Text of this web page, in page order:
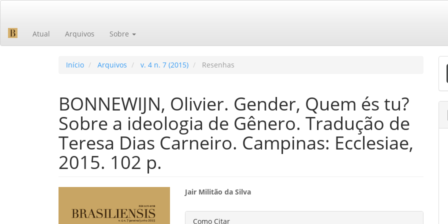
principal
Barra
Atual Arquivos Sobre
Início Arquivos v. 4 n. 7 (2015) Resenhas
BONNEWIJN, Olivier. Gender, Quem és tu?
Sobre a ideologia de Gênero. Tradução de
Teresa Dias Carneiro. Campinas: Ecclesiae,
2015. 102 p.
lateral
Conteúdo
do
Jair Militão da Silva
Detalhes
Como Citar